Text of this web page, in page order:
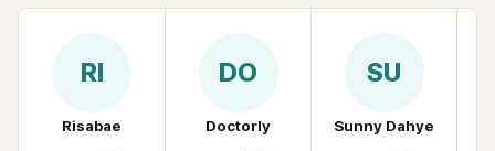
RI
Risabae
DO
Doctorly
SU
Sunny Dahye